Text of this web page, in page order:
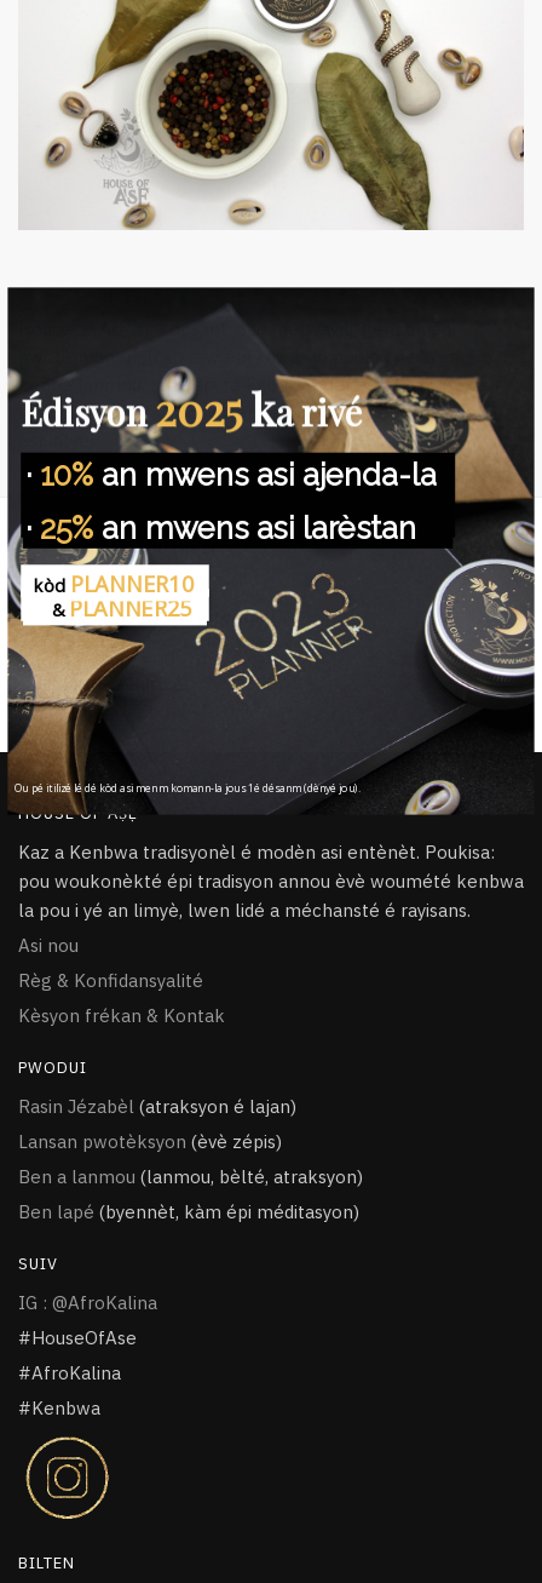
House of Àṣẹ ka konsantré asi nétwayaj, gérizon épi
kenbé lanmou, lapè épi fè kabrit fè bèf a kaz a-w (ki sé
lajan, on bon travay oswa enpé kréyativité épi bénédisyon
espirityèl).
Livrézon pou mèsi
Pou tout komann pasé €45
Fèt a lamen an sérémoni
Tout atik fèt a lamen & sosé an àṣẹ
100% Sékirizé
PayPal / MasterCard / Visa
HOUSE OF ÀṢẸ
Kaz a Kenbwa tradisyonèl é modèn asi entènèt. Poukisa:
pou woukonèkté épi tradisyon annou èvè woumété kenbwa
la pou i yé an limyè, lwen lidé a méchansté é rayisans.
Asi nou
Règ & Konfidansyalité
Kèsyon frékan & Kontak
PWODUI
Rasin Jézabèl (atraksyon é lajan)
Lansan pwotèksyon (èvè zépis)
Ben a lanmou (lanmou, bèlté, atraksyon)
Ben lapé (byennèt, kàm épi méditasyon)
SUIV
IG : @AfroKalina
#HouseOfAse
#AfroKalina
#Kenbwa
BILTEN
Édisyon2025ka rivé
· 10% an mwens asi ajenda-la
· 25% an mwens asi larèstan
kòdPLANNER10
& PLANNER25
Ou pé itilizé lé dé kòd asi menm komann-la jous 1é désanm (dènyé jou).